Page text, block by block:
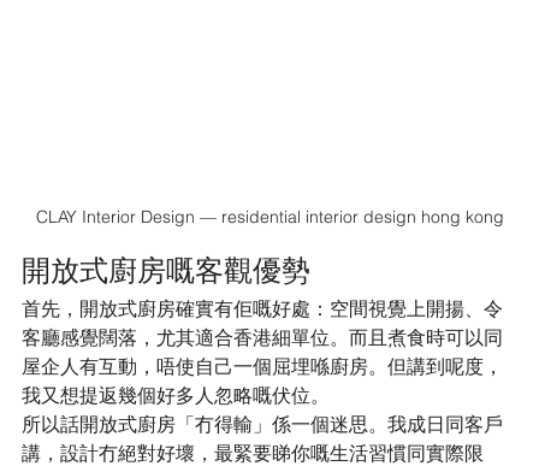
CLAY Interior Design — residential interior design hong kong
開放式廚房嘅客觀優勢
首先，開放式廚房確實有佢嘅好處：空間視覺上開揚、令
客廳感覺闊落，尤其適合香港細單位。而且煮食時可以同
屋企人有互動，唔使自己一個屈埋喺廚房。但講到呢度，
我又想提返幾個好多人忽略嘅伏位。
所以話開放式廚房「冇得輸」係一個迷思。我成日同客戶
講，設計冇絕對好壞，最緊要睇你嘅生活習慣同實際限